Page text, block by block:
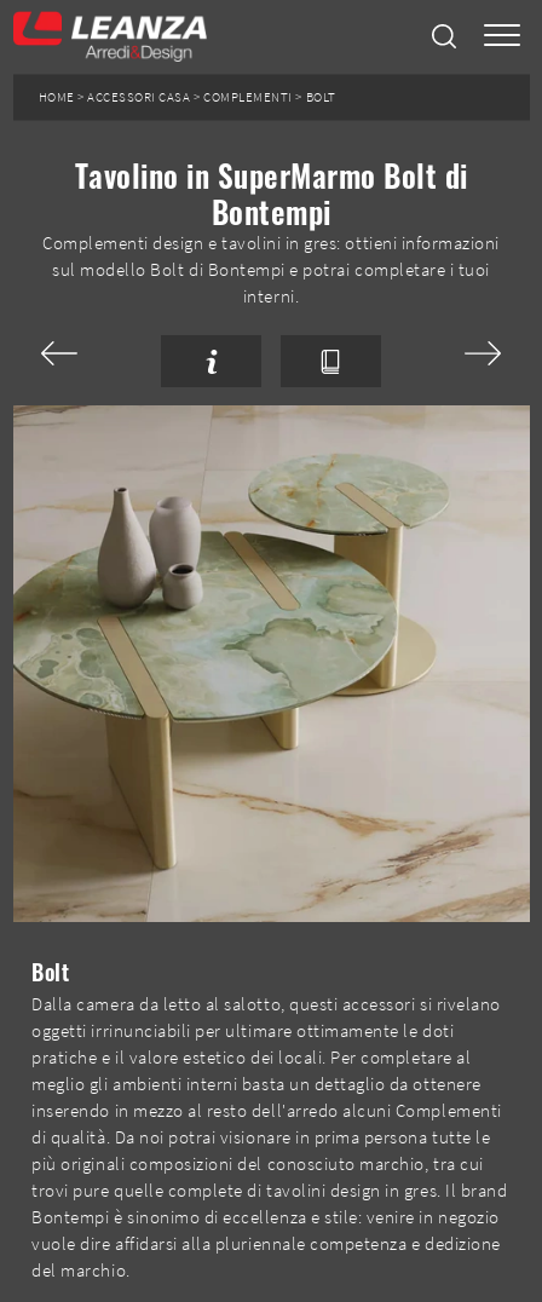
HOME >ACCESSORI CASA >COMPLEMENTI > BOLT
Tavolino in SuperMarmo Bolt di
Bontempi
Complementi design e tavolini in gres: ottieni informazioni
sul modello Bolt di Bontempi e potrai completare i tuoi
interni.
Bolt
Dalla camera da letto al salotto, questi accessori si rivelano
oggetti irrinunciabili per ultimare ottimamente le doti
pratiche e il valore estetico dei locali. Per completare al
meglio gli ambienti interni basta un dettaglio da ottenere
inserendo in mezzo al resto dell'arredo alcuni Complementi
di qualità. Da noi potrai visionare in prima persona tutte le
più originali composizioni del conosciuto marchio, tra cui
trovi pure quelle complete di tavolini design in gres. Il brand
Bontempi è sinonimo di eccellenza e stile: venire in negozio
vuole dire affidarsi alla pluriennale competenza e dedizione
del marchio.